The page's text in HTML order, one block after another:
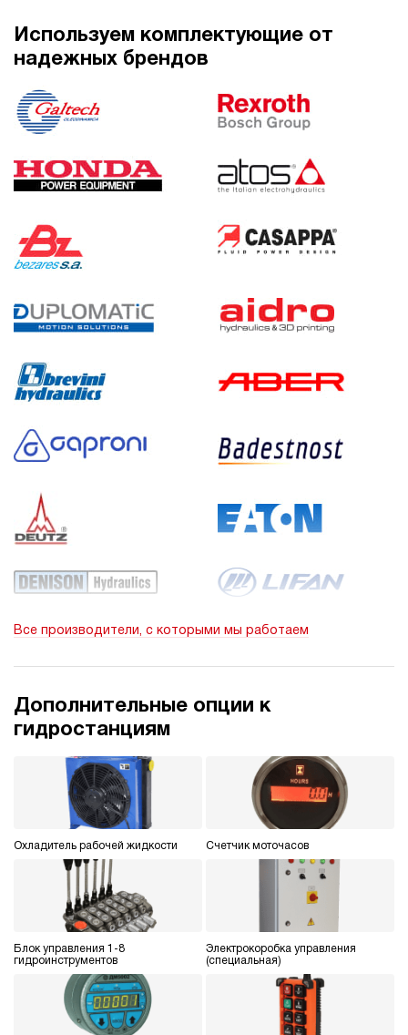
Используем комплектующие от
надежных брендов
Все производители, с которыми мы работаем
Дополнительные опции к
гидростанциям
Охладитель рабочей жидкости Счетчик моточасов
Блок управления 1-8
гидроинструментов
Электрокоробка управления
(специальная)